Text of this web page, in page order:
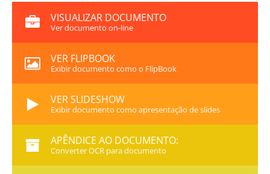
VISUALIZAR DOCUMENTO
Ver documento on-line
VER FLIPBOOK
Exibir documento como o FlipBook
VER SLIDESHOW
Exibir documento como apresentação de slides
APÊNDICE AO DOCUMENTO:
Converter OCR para documento